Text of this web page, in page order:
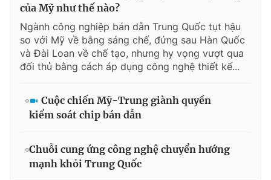
của Mỹ như thế nào?
Ngành công nghiệp bán dẫn Trung Quốc tụt hậu
so với Mỹ về bằng sáng chế, đứng sau Hàn Quốc
và Đài Loan về chế tạo, nhưng hy vọng vượt qua
đối thủ bằng cách áp dụng công nghệ thiết kế...
Cuộc chiến Mỹ-Trung giành quyền
kiểm soát chip bán dẫn
Chuỗi cung ứng công nghệ chuyển hướng
mạnh khỏi Trung Quốc